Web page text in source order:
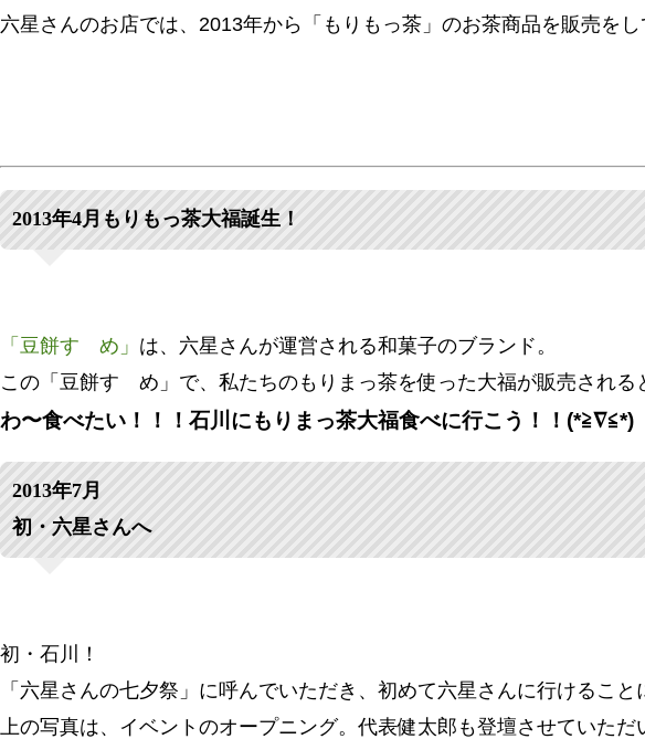
六星さんのお店では、2013年から「もりもっ茶」のお茶商品を販売をし
2013年4月もりもっ茶大福誕生！
「豆餅すゞめ」 は、六星さんが運営される和菓子のブランド。
この「豆餅すゞめ」で、私たちのもりまっ茶を使った大福が販売される
わ〜食べたい！！！石川にもりまっ茶大福食べに行こう！！(*≧∇≦*)
2013年7月
初・六星さんへ
初・石川！
「六星さんの七夕祭」に呼んでいただき、初めて六星さんに行けること
上の写真は、イベントのオープニング。代表健太郎も登壇させていただ